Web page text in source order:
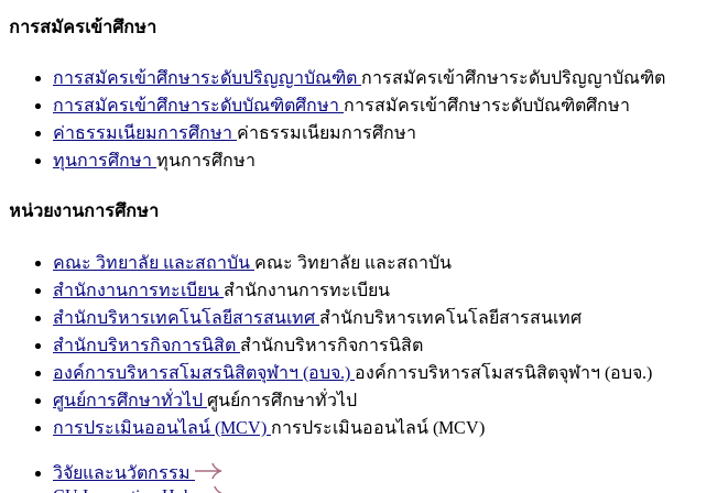
การสมัครเข้าศึกษา
การสมัครเข้าศึกษาระดับปริญญาบัณฑิต การสมัครเข้าศึกษาระดับปริญญาบัณฑิต
การสมัครเข้าศึกษาระดับบัณฑิตศึกษา การสมัครเข้าศึกษาระดับบัณฑิตศึกษา
ค่าธรรมเนียมการศึกษา ค่าธรรมเนียมการศึกษา
ทุนการศึกษา ทุนการศึกษา
หน่วยงานการศึกษา
คณะ วิทยาลัย และสถาบัน คณะ วิทยาลัย และสถาบัน
สำนักงานการทะเบียน สำนักงานการทะเบียน
สำนักบริหารเทคโนโลยีสารสนเทศ สำนักบริหารเทคโนโลยีสารสนเทศ
สำนักบริหารกิจการนิสิต สำนักบริหารกิจการนิสิต
องค์การบริหารสโมสรนิสิตจุฬาฯ (อบจ.) องค์การบริหารสโมสรนิสิตจุฬาฯ (อบจ.)
ศูนย์การศึกษาทั่วไป ศูนย์การศึกษาทั่วไป
การประเมินออนไลน์ (MCV) การประเมินออนไลน์ (MCV)
วิจัยและนวัตกรรม